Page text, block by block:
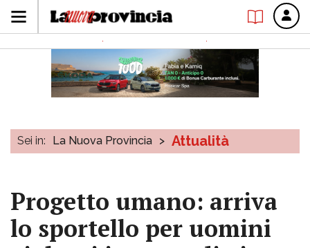
Sei in: La Nuova Provincia > Attualità
Progetto umano: arriva
lo sportello per uomini